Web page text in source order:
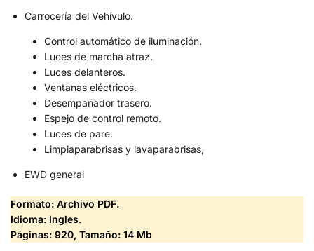
Carrocería del Vehívulo.
Control automático de iluminación.
Luces de marcha atraz.
Luces delanteros.
Ventanas eléctricos.
Desempañador trasero.
Espejo de control remoto.
Luces de pare.
Limpiaparabrisas y lavaparabrisas,
EWD general
Formato: Archivo PDF.
Idioma: Ingles.
Páginas: 920, Tamaño: 14 Mb